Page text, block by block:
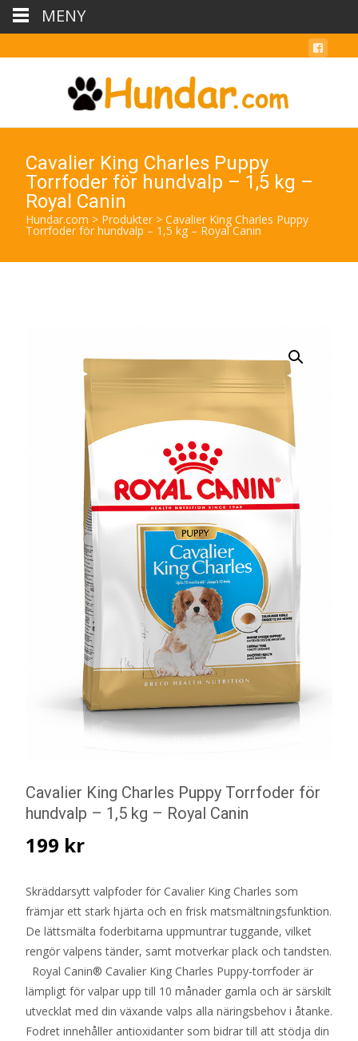
Cavalier King Charles Puppy
Torrfoder för hundvalp – 1,5 kg –
Royal Canin
Hundar.com > Produkter > Cavalier King Charles Puppy
Torrfoder för hundvalp – 1,5 kg – Royal Canin
Cavalier King Charles Puppy Torrfoder för
hundvalp – 1,5 kg – Royal Canin
199 kr
Skräddarsytt valpfoder för Cavalier King Charles som
främjar ett stark hjärta och en frisk matsmältningsfunktion.
De lättsmälta foderbitarna uppmuntrar tuggande, vilket
rengör valpens tänder, samt motverkar plack och tandsten.
Royal Canin® Cavalier King Charles Puppy-torrfoder är
lämpligt för valpar upp till 10 månader gamla och är särskilt
utvecklat med din växande valps alla näringsbehov i åtanke.
Fodret innehåller antioxidanter som bidrar till att stödja din
MENY